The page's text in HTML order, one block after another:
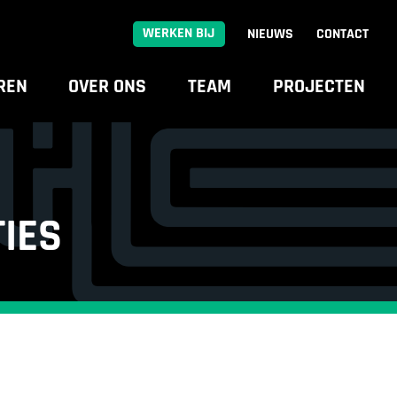
OVER ONS TEAM PROJECTEN
WERKEN BIJ NIEUWS CONTACT